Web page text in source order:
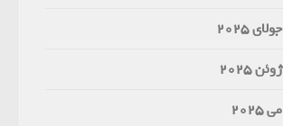
جولای 2025
ژوئن 2025
می 2025